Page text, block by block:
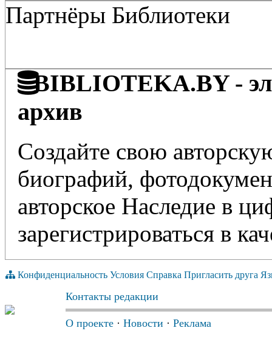
Партнёры Библиотеки
BIBLIOTEKA.BY -
архив
Создайте свою
биографий,
авторское Наследие в
зарегистрироваться в
Конфиденциальность Условия Справка Пригласить друга
Контакты редакции
О проекте · Новости · Реклама